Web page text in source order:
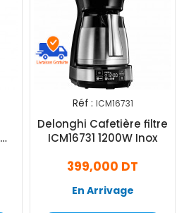
Réf : ICM16731
Delonghi Cafetière filtre
ICM16731 1200W Inox
399,000 DT
En Arrivage